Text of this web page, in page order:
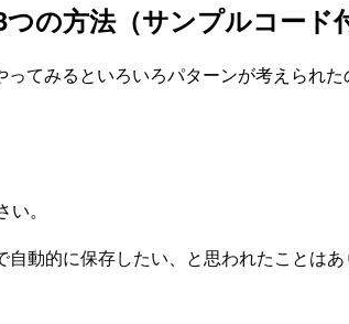
の方法（サンプルコード
てみるといろいろパターンが考えられた
。
動的に保存したい、と思われたことは